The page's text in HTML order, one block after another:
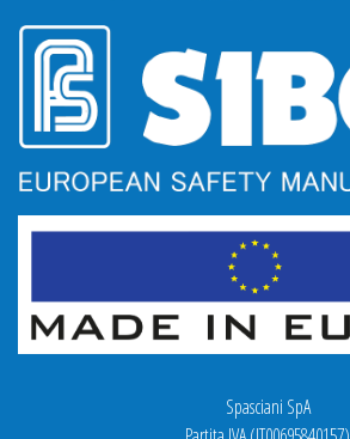
Spasciani SpA